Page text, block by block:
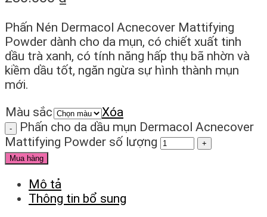
Phấn Nén Dermacol Acnecover Mattifying
Powder dành cho da mụn, có chiết xuất tinh
dầu trà xanh, có tính năng hấp thụ bã nhờn và
kiềm dầu tốt, ngăn ngừa sự hình thành mụn
mới.
Màu sắc
Xóa
Phấn cho da dầu mụn Dermacol Acnecover
Mattifying Powder số lượng
Mua hàng
Mô tả
Thông tin bổ sung